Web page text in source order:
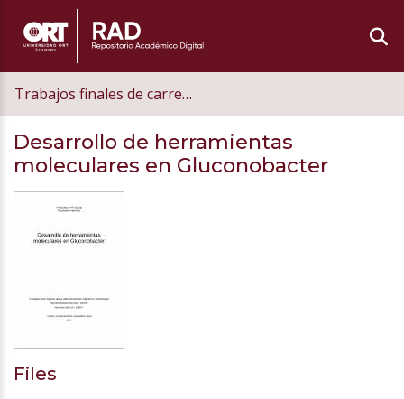
Trabajos finales de carrera de grado
Desarrollo de herramientas
moleculares en Gluconobacter
Files